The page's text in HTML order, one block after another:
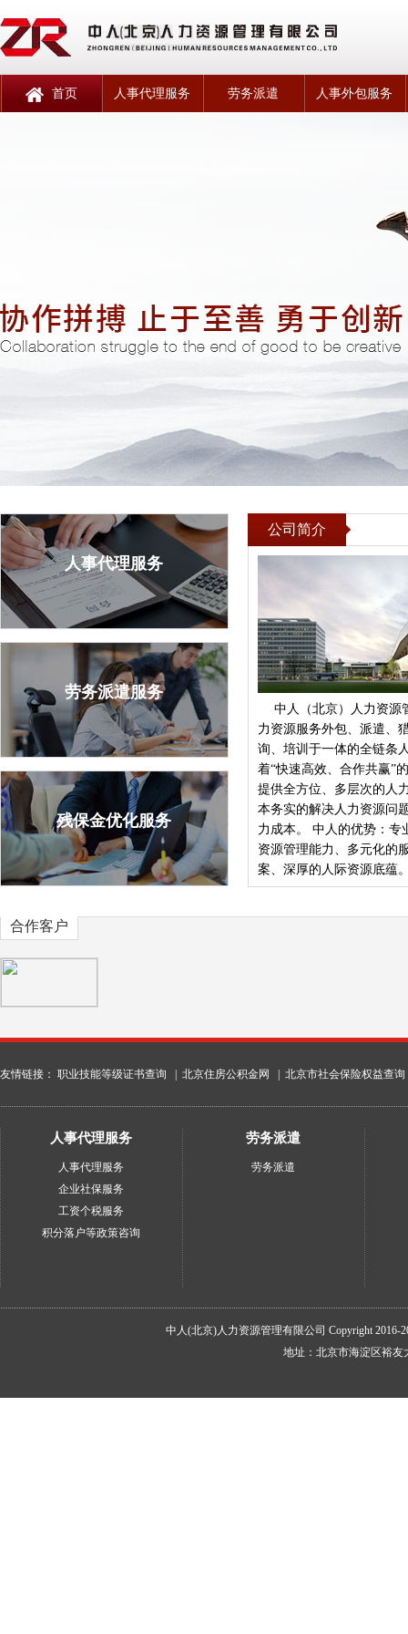
首页 人事代理服务 劳务派遣 人事外包服务
人事代理服务
劳务派遣服务
残保金优化服务
公司简介
中人（北京）人力资源
力资源服务外包、派遣、
询、培训于一体的全链条
着“快速高效、合作共赢”
提供全方位、多层次的人
本务实的解决人力资源问
力成本。
中人的优势：专
资源管理能力、多元化的
案、深厚的人际资源底蕴
合作客户
友情链接： 职业技能等级证书查询 北京住房公积金网 北京市社会保险权益查询
人事代理服务
人事代理服务
企业社保服务
工资个税服务
积分落户等政策咨询
劳务派遣
劳务派遣
中人(北京)人力资源管理有限公司 Copyright 2016-
地址：北京市海淀区